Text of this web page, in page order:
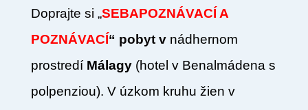
Doprajte si „SEBAPOZNÁVACÍ A
POZNÁVACÍ“ pobyt vnádhernom
prostredí Málagy (hotel v Benalmádena s
polpenziou). V úzkom kruhu žien v